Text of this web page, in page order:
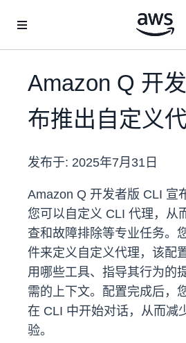
Amazon Q 开
布推出自定义
发布于: 2025年7月31日
Amazon Q 开发者版 CLI 宣
您可以自定义 CLI 代理，从
查和故障排除等专业任务。
件来定义自定义代理，该配
用哪些工具、指导其行为的
需的上下文。配置完成后，
在 CLI 中开始对话，从而减
验。